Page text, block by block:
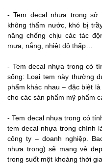
- Tem decal nhựa trong
không thấm nước, khó bị
năng chống chịu các tác
mưa, nắng, nhiệt độ thấp…
- Tem decal nhựa trong có
sống: Loại tem này thường
phẩm khác nhau – đặc biệt
cho các sản phẩm mỹ phẩm
- Tem decal nhựa trong có
tem decal nhựa trong chính
công ty – doanh nghiệp.
nhựa trong) sẽ mang vẻ
trong suốt một khoảng thời